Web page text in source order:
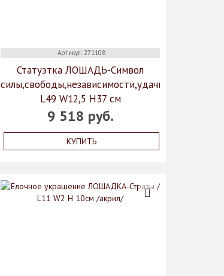
Артикул: 271108
Статуэтка ЛОШАДЬ-Символ
силы,свободы,независимости,удачи
L49 W12,5 H37 см
9 518 руб.
КУПИТЬ